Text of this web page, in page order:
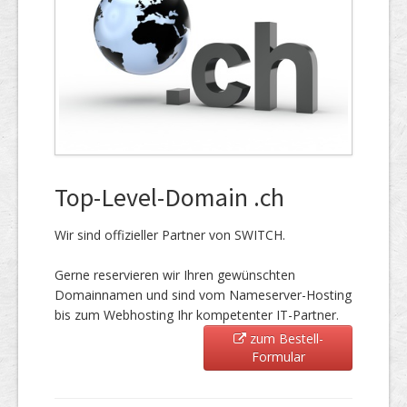
Top-Level-Domain .ch
Wir sind offizieller Partner von SWITCH.
Gerne reservieren wir Ihren gewünschten
Domainnamen und sind vom Nameserver-Hosting
bis zum Webhosting Ihr kompetenter IT-Partner.
zum Bestell-
Formular